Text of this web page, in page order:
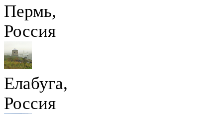
Пермь,
Россия
Елабуга,
Россия